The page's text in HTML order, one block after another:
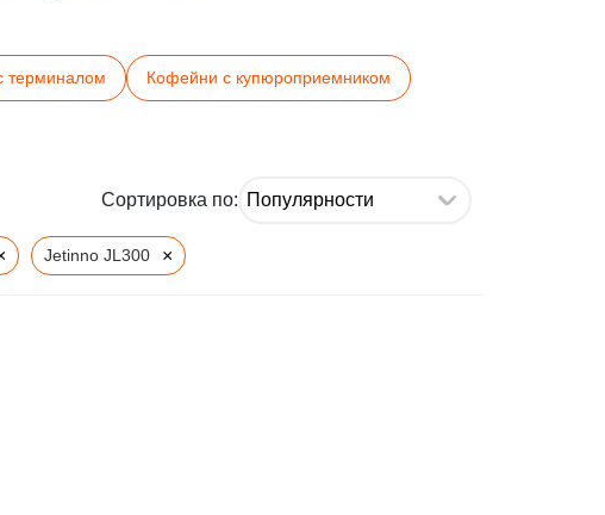
терминалом Кофейни с купюроприемником
Сортировка по:
Jetinno JL300 ×